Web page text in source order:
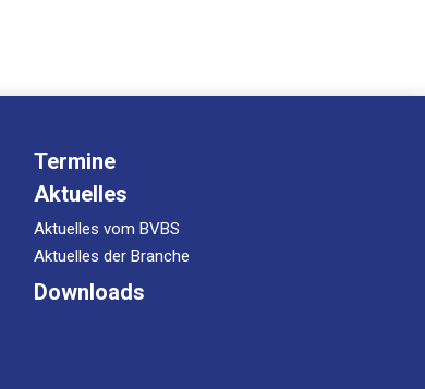
Ter­mi­ne
Aktu­el­les
Aktu­el­les vom BVBS
Aktu­el­les der Branche
Down­loads